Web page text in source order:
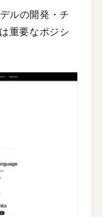
ルの開発・チ
重要なポジシ